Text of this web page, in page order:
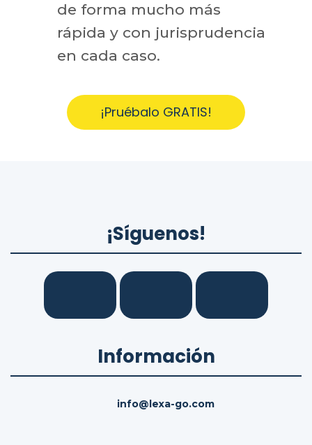
de forma mucho más
rápida y con jurisprudencia
en cada caso.
¡Pruébalo GRATIS!
¡Síguenos!
Información
info@lexa-go.com